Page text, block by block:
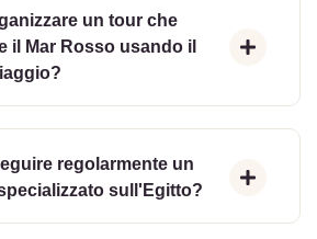
un tour che
il Mar Rosso usando il
regolarmente un
sull'Egitto?